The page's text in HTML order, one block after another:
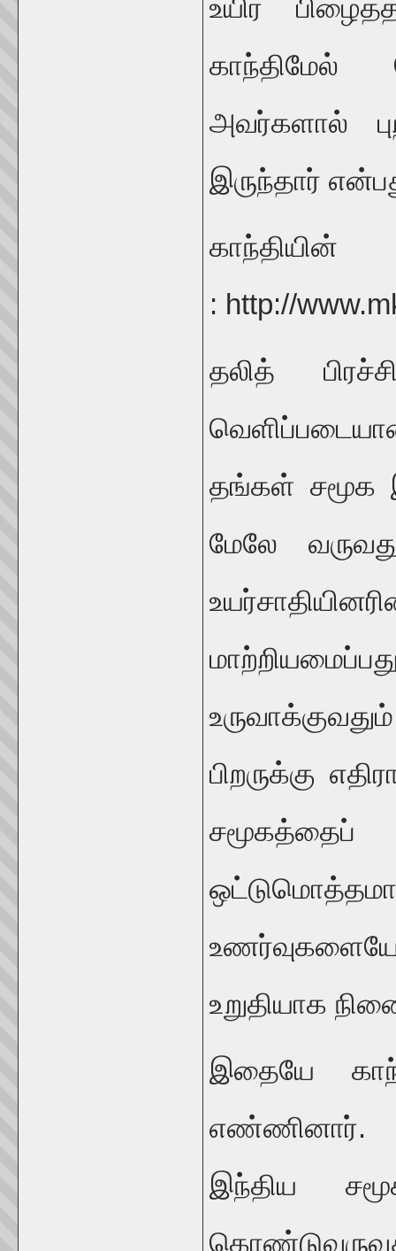
உயிர்
காந்திமேல்
அவர்களால்
இருந்தார்
: http://
தலித்
தங்கள் சமூக
மேலே
பிறருக்கு
உறுதியாக
இதையே
எண்ணினார்.
இந்திய